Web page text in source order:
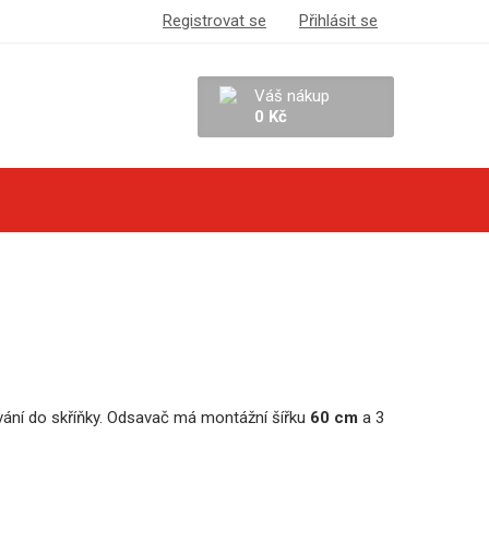
Registrovat se Přihlásit se
Váš nákup
0 Kč
do skříňky. Odsavač má montážní šířku 60 cm a 3